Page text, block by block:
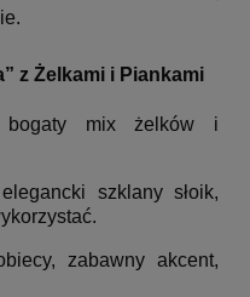
z Żelkami i Piankami
mix żelków i
szklany słoik,
zabawny akcent,